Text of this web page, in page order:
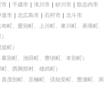
市 千歳市 滝川市 砂川市
歌志内市
達市 北広島市 石狩市
北斗市
町、愛別町、上川町、東川町、美瑛町、
町）
別町、池田町、豊頃町、本別町）
、西興部村、雄武町）
茂別町、京極町、倶知安町、豊浦町、洞